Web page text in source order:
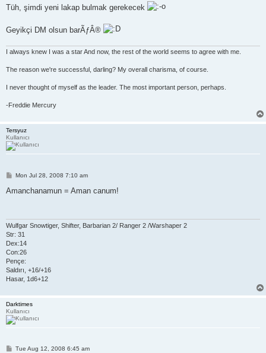
Tüh, şimdi yeni lakap bulmak gerekecek
Geyikçi DM olsun barÃƒÂ®
I always knew I was a star And now, the rest of the world seems to agree with me.
The reason we're successful, darling? My overall charisma, of course.
I never thought of myself as the leader. The most important person, perhaps.
-Freddie Mercury
Tersyuz
Kullanıcı
P
s
Mon Jul 28, 2008 7:10 am
Amanchanamun = Aman canum!
Wulfgar Snowtiger, Shifter, Barbarian 2/ Ranger 2 /Warshaper 2
Str: 31
Dex:14
Con:26
Pençe:
Saldırı, +16/+16
Hasar, 1d6+12
Darktimes
Kullanıcı
PTue Aug 12, 2008 6:45 am